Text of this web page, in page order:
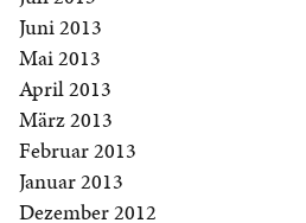
Juni 2013
Mai 2013
April 2013
März 2013
Februar 2013
Januar 2013
Dezember 2012